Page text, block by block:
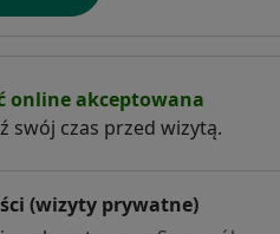
online akceptowana
swój czas przed wizytą.
(wizyty prywatne)